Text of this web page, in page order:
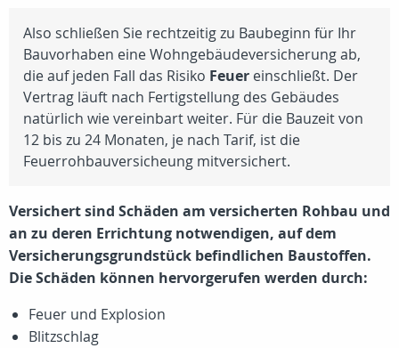
Also schließen Sie rechtzeitig zu Baubeginn für Ihr
Bauvorhaben eine Wohngebäudeversicherung ab,
die auf jeden Fall das Risiko Feuer einschließt. Der
Vertrag läuft nach Fertigstellung des Gebäudes
natürlich wie vereinbart weiter. Für die Bauzeit von
12 bis zu 24 Monaten, je nach Tarif, ist die
Feuerrohbauversicheung mitversichert.
Versichert sind Schäden am versicherten Rohbau und
an zu deren Errichtung notwendigen, auf dem
Versicherungsgrundstück befindlichen Baustoffen.
Die Schäden können hervorgerufen werden durch:
Feuer und Explosion
Blitzschlag